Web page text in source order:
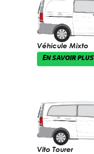
Véhicule Mixto
EN SAVOIR PLUS
Vito Tourer